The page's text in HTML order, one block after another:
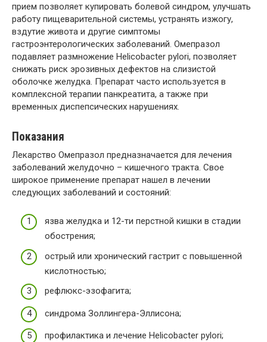
прием позволяет купировать болевой синдром, улучшать
работу пищеварительной системы, устранять изжогу,
вздутие живота и другие симптомы
гастроэнтерологических заболеваний. Омепразол
подавляет размножение Helicobacter pylori, позволяет
снижать риск эрозивных дефектов на слизистой
оболочке желудка. Препарат часто используется в
комплексной терапии панкреатита, а также при
временных диспепсических нарушениях.
Показания
Лекарство Омепразол предназначается для лечения
заболеваний желудочно – кишечного тракта. Свое
широкое применение препарат нашел в лечении
следующих заболеваний и состояний:
язва желудка и 12-ти перстной кишки в стадии
обострения;
острый или хронический гастрит с повышенной
кислотностью;
рефлюкс-эзофагита;
синдрома Золлингера-Эллисона;
профилактика и лечение Helicobacter pylori;